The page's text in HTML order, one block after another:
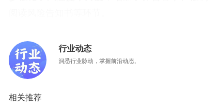
公募基金风险评级的公告》，调整了30余只代销
公募基金产品的风险等级。具体来看，“易方达原
原油证券投资基金（QDII）C类人民币份额”“嘉实
行业动态
洞悉行业脉动，掌握前沿动态。
相关推荐